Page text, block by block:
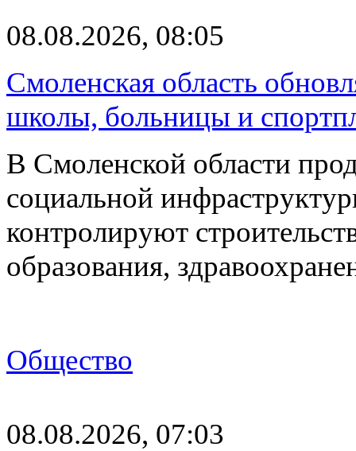
08.08.2026, 08:05
Смоленская область
школы, больницы и
В Смоленской области
социальной
контролируют
образования,
Общество
08.08.2026, 07:03